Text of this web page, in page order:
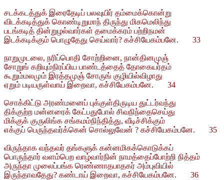
சடக்கடத்துக் இரைதேடிப் பலவுயிர் தம்மைக்கொன்று
விடக்கடித்துக் கொண்டிறுமாந் திருந்து மிகமெலிந்து
படங்கடித் தின்றுழல்வார்கள் தமைக்கரம் பற்றிநமன்
இடக்கடிக்கும் பொழுதேது செய்வார்? கச்சியேகம்பனே. 33
நாறுமுடலை, நரிப்பொதி சோற்றினை, நான்தினமுஞ்
சோறுங் கறியும்நிரப்பிய பாண்டத்தைத் தோகையர்தம்
கூறும்மலமும் இரத்தமுஞ் சோருங் குழியில்விழாது
ஏறும் படியருள்வாய் இறைவா, கச்சியேகம்பனே. 34
சொக்கிட்டு அரண்மனைப் புக்குள்திருடிய துட்டர்வந்து
திக்குற்ற மன்னரைக் கேட்பதுபோல் சிவநிந்தைசெய்து
மிக்குக் குருலிங்க சங்கமம்நிந்தித்து, வீடிச்சிக்கும்
எக்குப் பெருந்தவர்க்கென் சொல்லுவேன் ? கச்சியேகம்பனே. 35
விருந்தாக வந்தவர் தங்களுக் கன்னமிகக்கொடுக்கப்
பொருந்தார் வளம்பெற வாழ்வார்நின் நாமத்தைப்போற்றி நித்தம்
அருந்தா முலைப்பங்க ரெண்ணாதபாதகர் அம்புவியில்
இருந்தாவதேது? கண்டாய் இறைவா, கச்சியேகம்பனே. 36